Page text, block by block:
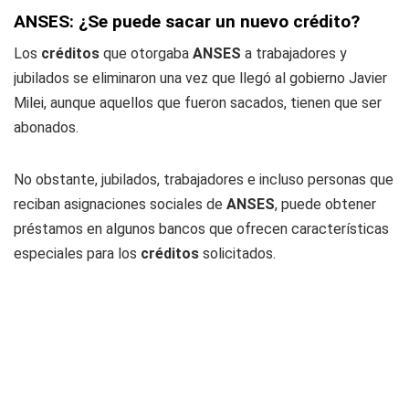
ANSES: ¿Se puede sacar un nuevo crédito?
Los créditos que otorgaba ANSES a trabajadores y
jubilados se eliminaron una vez que llegó al gobierno Javier
Milei, aunque aquellos que fueron sacados, tienen que ser
abonados.
No obstante, jubilados, trabajadores e incluso personas que
reciban asignaciones sociales de ANSES, puede obtener
préstamos en algunos bancos que ofrecen características
especiales para los créditos solicitados.